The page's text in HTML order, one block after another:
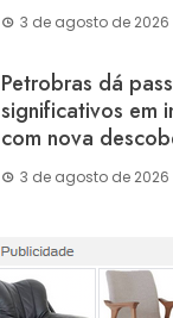
3 de agosto de 2026
Petrobras dá
significativos em
com nova
3 de agosto de 2026